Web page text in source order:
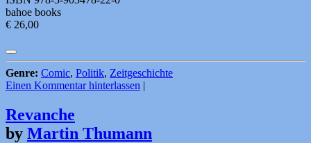
bahoe books
€ 26,00
Genre: Comic, Politik, Zeitgeschichte
Einen Kommentar hinterlassen |
Revanche
by Martin Thumann